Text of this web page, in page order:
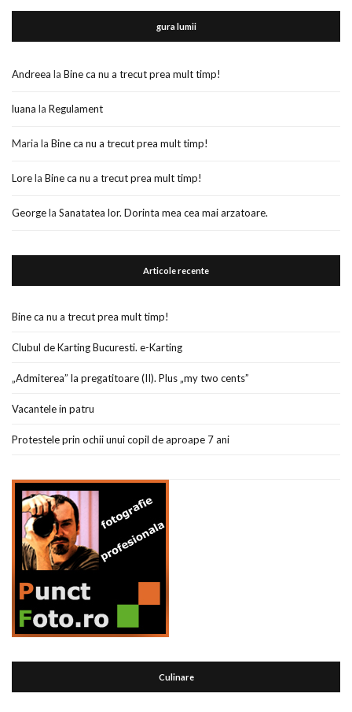
gura lumii
Andreea la Bine ca nu a trecut prea mult timp!
luana la Regulament
Maria la Bine ca nu a trecut prea mult timp!
Lorela Bine ca nu a trecut prea mult timp!
Georgela Sanatatea lor. Dorinta mea cea mai arzatoare.
Articole recente
Bine ca nu a trecut prea mult timp!
Clubul de Karting Bucuresti. e-Karting
„Admiterea” la pregatitoare (II). Plus „my two cents”
Vacantele in patru
Protestele prin ochii unui copil de aproape 7 ani
Culinare